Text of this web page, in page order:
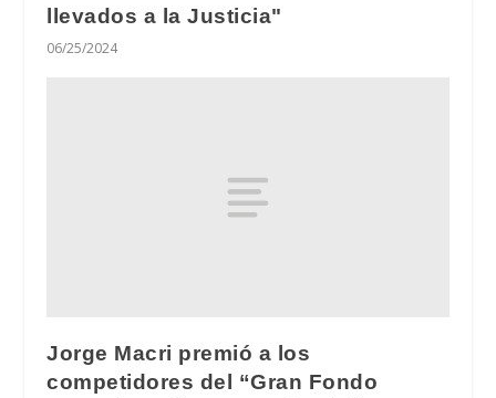
llevados a la Justicia"
06/25/2024
Jorge Macri premió a los
competidores del “Gran Fondo